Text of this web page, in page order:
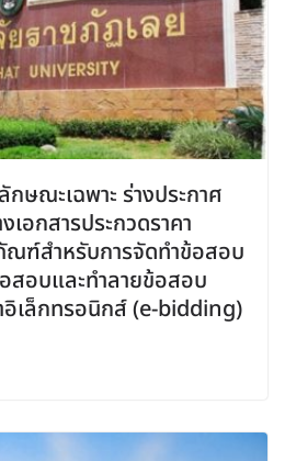
ษณะเฉพาะ ร่างประกาศ
เอกสารประกวดราคา
ณฑ์สำหรับการจัดทำข้อสอบ
สอบและทำลายข้อสอบ
อิเล็กทรอนิกส์ (e-bidding)